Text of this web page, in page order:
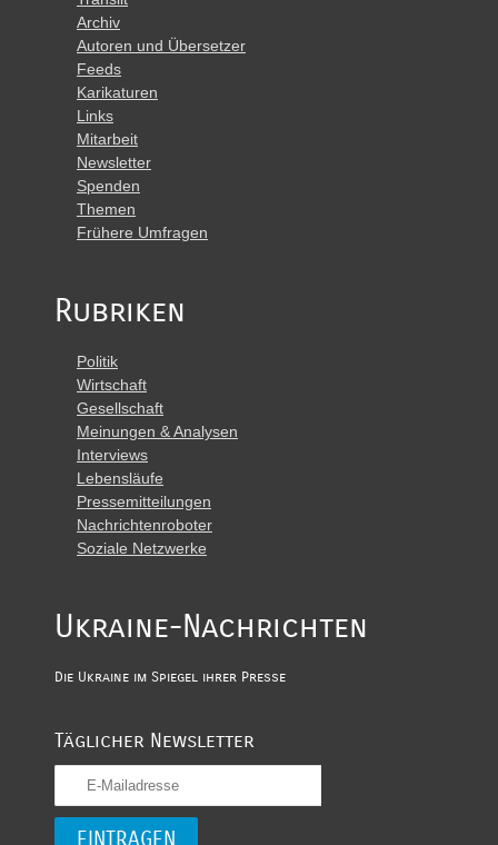
Archiv
Autoren und Übersetzer
Feeds
Karikaturen
Links
Mitarbeit
Newsletter
Spenden
Themen
Frühere Umfragen
Rubriken
Politik
Wirtschaft
Gesellschaft
Meinungen & Analysen
Interviews
Lebensläufe
Pressemitteilungen
Nachrichtenroboter
Soziale Netzwerke
Ukraine-Nachrichten
Die Ukraine im Spiegel ihrer Presse
Täglicher Newsletter